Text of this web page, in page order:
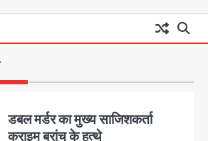
Team JHJ
डबल मर्डर का मुख्य साजिशकर्ता
क्राइम ब्रांच के हत्थे